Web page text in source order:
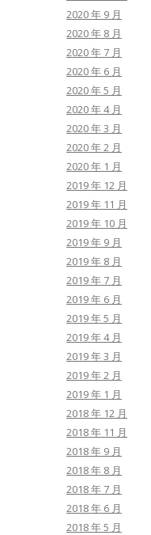
2020 年 9 月
2020 年 8 月
2020 年 7 月
2020 年 6 月
2020 年 5 月
2020 年 4 月
2020 年 3 月
2020 年 2 月
2020 年 1 月
2019 年 12 月
2019 年 11 月
2019 年 10 月
2019 年 9 月
2019 年 8 月
2019 年 7 月
2019 年 6 月
2019 年 5 月
2019 年 4 月
2019 年 3 月
2019 年 2 月
2019 年 1 月
2018 年 12 月
2018 年 11 月
2018 年 9 月
2018 年 8 月
2018 年 7 月
2018 年 6 月
2018 年 5 月